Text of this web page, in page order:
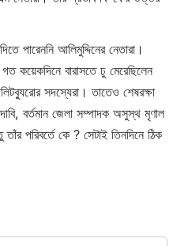
পারেননি আলিমুদ্দিনের নেতারা।
কয়েকদিনে বারাসতে ঢু মেরেছিলেন
সদস্যেরা। তাতেও শেষরক্ষা
বর্তমান জেলা সম্পাদক অসুস্থ মৃণাল
পরিবর্তে কে ? সেটাই তিনদিনে ঠিক